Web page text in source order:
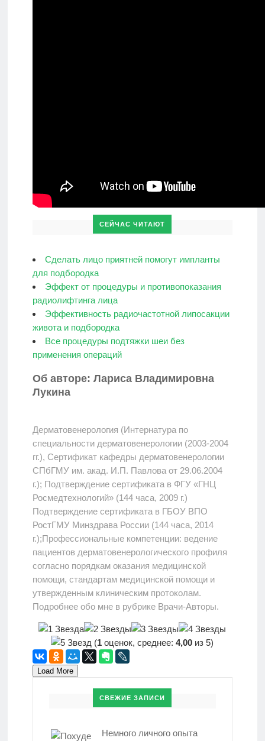
СЕЙЧАС ЧИТАЮТ
Сделать лицо приятней помогут импланты
для подбородка
Эффект от процедуры и противопоказания
радиолифтинга лица
Эффективность радиочастотной липосакции
живота и подбородка
Все процедуры подтяжки шеи без
применения операций
Об авторе: Лариса Владимировна
Лукина
Дерматовенерология (Интернатура по
специальности дерматовенерологии (2003-2004
гг.), Сертификат кафедры дерматовенерологии
СПбГМУ им. акад. И.П. Павлова от 29.06.2004
г.); Подтверждение сертификата в ФГУ «ГНЦ
Росмедтехнологий» (144 часа, 2009 г.)
Подтверждение сертификата в ГБОУ ВПО
РостГМУ Минздрава России (144 часа, 2014
г.);Профессиональные компетенции: ведение
пациентов дерматовенерологического профиля
согласно порядкам оказания медицинской
помощи, стандартам медицинской помощи и
утвержденным клиническим протоколам.
Подробнее обо мне в рубрике Врачи-Авторы.
(1 оценок, среднее:4,00 из 5)
Load More
СВЕЖИЕ ЗАПИСИ
Немного личного опыта